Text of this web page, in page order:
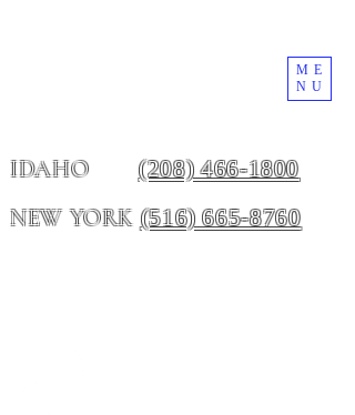
ME
NU
IDAHO(208) 466-1800
NEW YORK (516) 665-8760